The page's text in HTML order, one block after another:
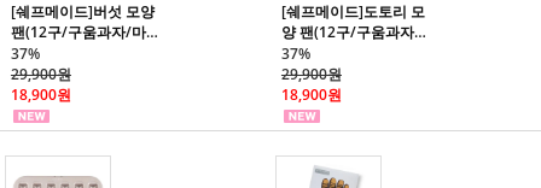
[쉐프메이드]버섯 모양
팬(12구/구움과자/마
들렌)
37%
29,900원
18,900원
[쉐프메이드]도토리 모
양 팬(12구/구움과자/
마들렌)
37%
29,900원
18,900원